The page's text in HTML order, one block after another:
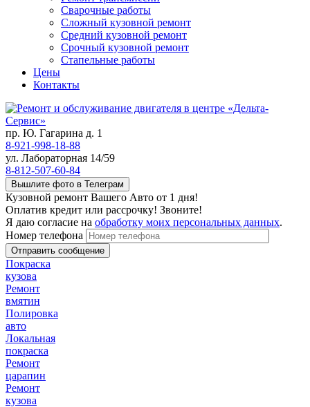
Сварочные работы
Сложный кузовной ремонт
Средний кузовной ремонт
Срочный кузовной ремонт
Стапельные работы
Цены
Контакты
пр. Ю. Гагарина д. 1
8-921-998-18-88
ул. Лабораторная 14/59
8-812-507-60-84
Вышлите фото в Телеграм
Кузовной ремонт Вашего Авто от 1 дня!
Оплатив кредит или рассрочку! Звоните!
Я даю согласие на обработку моих персональных данных.
Номер телефона
Покраска
кузова
Ремонт
вмятин
Полировка
авто
Локальная
покраска
Ремонт
царапин
Ремонт
кузова